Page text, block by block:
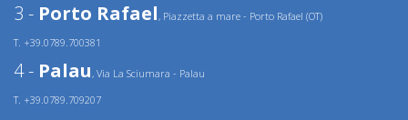
3 - Porto Rafael, Piazzetta a mare - Porto Rafael (OT)
T. +39.0789.700381
4 - Palau, Via La Sciumara - Palau
T. +39.0789.709207